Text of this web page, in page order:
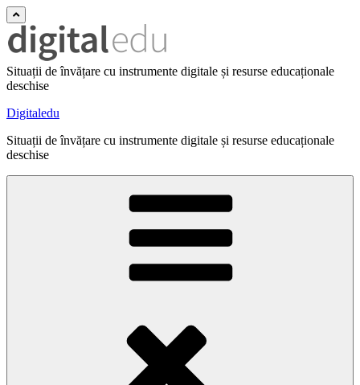
Situații de învățare cu instrumente digitale și resurse educaționale
deschise
Digitaledu
Situații de învățare cu instrumente digitale și resurse educaționale
deschise